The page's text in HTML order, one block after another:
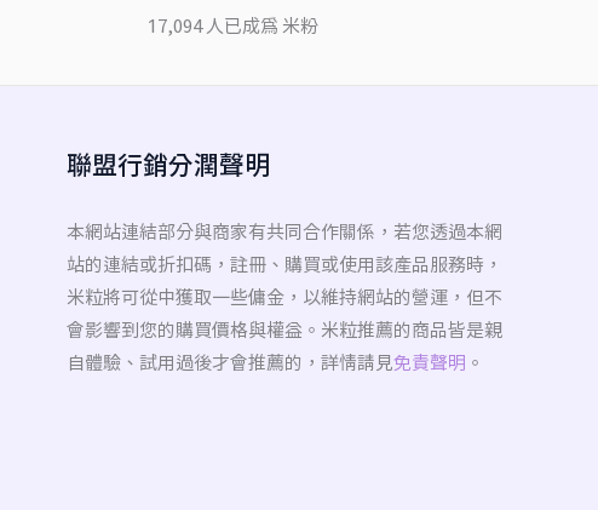
17,094 人已成為 米粉
聯盟行銷分潤聲明
本網站連結部分與商家有共同合作關係，若您透過本網
站的連結或折扣碼，註冊、購買或使用該產品服務時，
米粒將可從中獲取一些傭金，以維持網站的營運，但不
會影響到您的購買價格與權益。米粒推薦的商品皆是親
自體驗、試用過後才會推薦的，詳情請見免責聲明 。